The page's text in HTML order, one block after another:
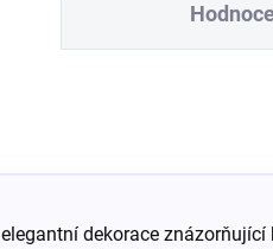
dekorace znázorňující